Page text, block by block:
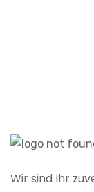
Wir sind Ihr